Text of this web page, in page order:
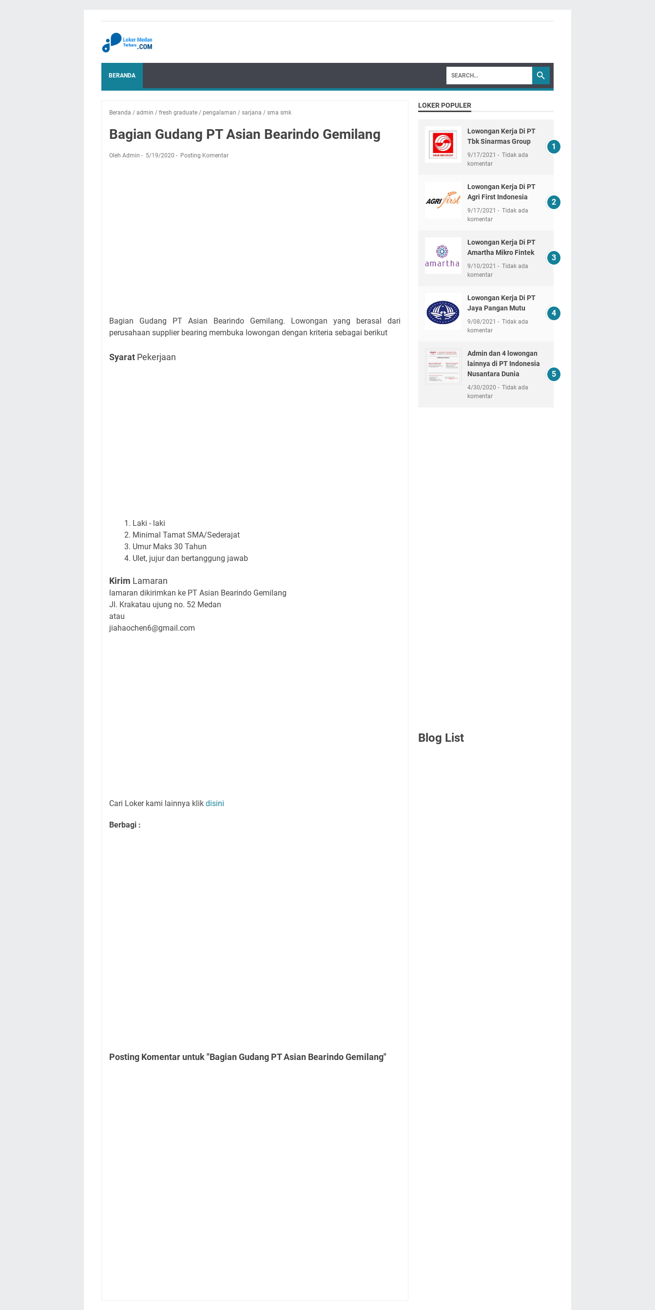
BERANDA
Beranda / admin / fresh graduate / pengalaman / sarjana / sma smk
Bagian Gudang PT Asian Bearindo Gemilang
Oleh Admin 5/19/2020 Posting Komentar
Bagian Gudang PT Asian Bearindo Gemilang. Lowongan yang berasal dari
perusahaan supplier bearing membuka lowongan dengan kriteria sebagai berikut
Syarat Pekerjaan
Laki - laki
Minimal Tamat SMA/Sederajat
Umur Maks 30 Tahun
Ulet, jujur dan bertanggung jawab
Kirim Lamaran
lamaran dikirimkan ke PT Asian Bearindo Gemilang
Jl. Krakatau ujung no. 52 Medan
atau
jiahaochen6@gmail.com
Cari Loker kami lainnya klik disini
Berbagi :
Posting Komentar untuk "Bagian Gudang PT Asian Bearindo Gemilang"
LOKER POPULER
Lowongan Kerja Di PT
Tbk Sinarmas Group
9/17/2021
Tidak ada
komentar
Lowongan Kerja Di PT
Agri First Indonesia
9/17/2021
Tidak ada
komentar
Lowongan Kerja Di PT
Amartha Mikro Fintek
9/10/2021
Tidak ada
komentar
Lowongan Kerja Di PT
Jaya Pangan Mutu
9/08/2021
Tidak ada
komentar
Admin dan 4 lowongan
lainnya di PT Indonesia
Nusantara Dunia
4/30/2020
Tidak ada
komentar
Blog List